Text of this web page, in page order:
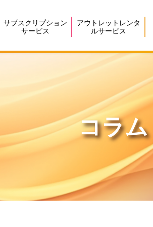
サブスクリプション
サービス
アウトレットレンタ
ルサービス
コラム